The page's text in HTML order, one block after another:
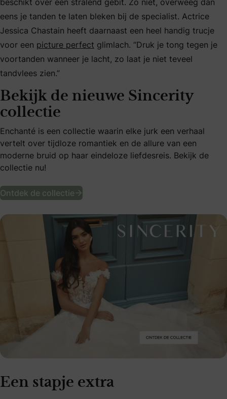
eens je tanden te laten bleken bij de specialist. Actrice
Jessica Chastain heeft daarnaast een heel handig trucje
voor een picture perfect glimlach. “Druk je tong tegen je
voortanden wanneer je lacht, zo laat je niet teveel
tandvlees zien.”
Bekijk de nieuwe Sincerity
collectie
Enchanté is een collectie waarin elke jurk een verhaal
vertelt over tijdloze romantiek en de allure van een
moderne bruid op haar eindeloze liefdesreis. Bekijk de
collectie nu!
Ontdek de collectie Bekijk de nieuwe Sincerity collectie
Een stapje extra